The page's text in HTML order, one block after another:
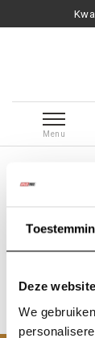
Deze
We
Menu
Geen